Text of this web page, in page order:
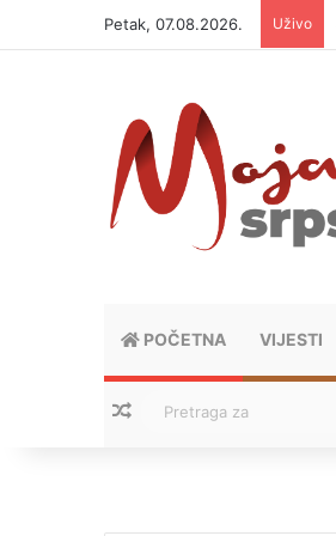
Petak, 07.08.2026. Uživo
POČETNA VIJESTI
Nasumični tekstovi